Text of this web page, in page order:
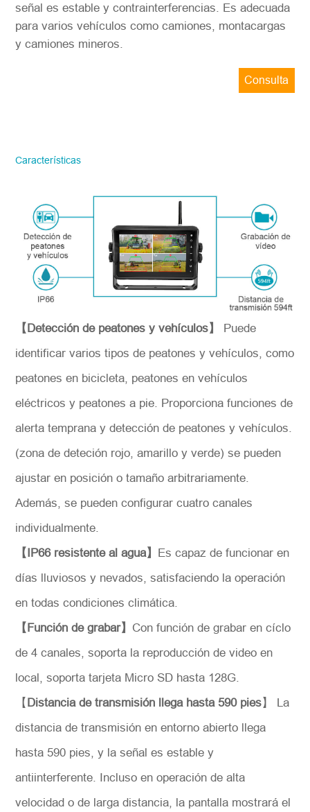
señal es estable y contrainterferencias. Es adecuada
para varios vehículos como camiones, montacargas
y camiones mineros.
Consulta
región/país. ¡Te responderemos lo antes
Número del modelo
Introdúzcase*
Características
【Detección de peatones y vehículos】 Puede
identificar varios tipos de peatones y vehículos, como
peatones en bicicleta, peatones en vehículos
eléctricos y peatones a pie. Proporciona funciones de
alerta temprana y detección de peatones y vehículos.
(zona de deteción rojo, amarillo y verde) se pueden
ajustar en posición o tamaño arbitrariamente.
Además, se pueden configurar cuatro canales
individualmente.
【IP66 resistente al agua】 Es capaz de funcionar en
días lluviosos y nevados, satisfaciendo la operación
en todas condiciones climática.
【Función de grabar】 Con función de grabar en cíclo
de 4 canales, soporta la reproducción de video en
local, soporta tarjeta Micro SD hasta 128G.
【 Distancia de transmisión llega hasta 590 pies】 La
distancia de transmisión en entorno abierto llega
hasta 590 pies, y la señal es estable y
antiinterferente. Incluso en operación de alta
velocidad o de larga distancia, la pantalla mostrará el